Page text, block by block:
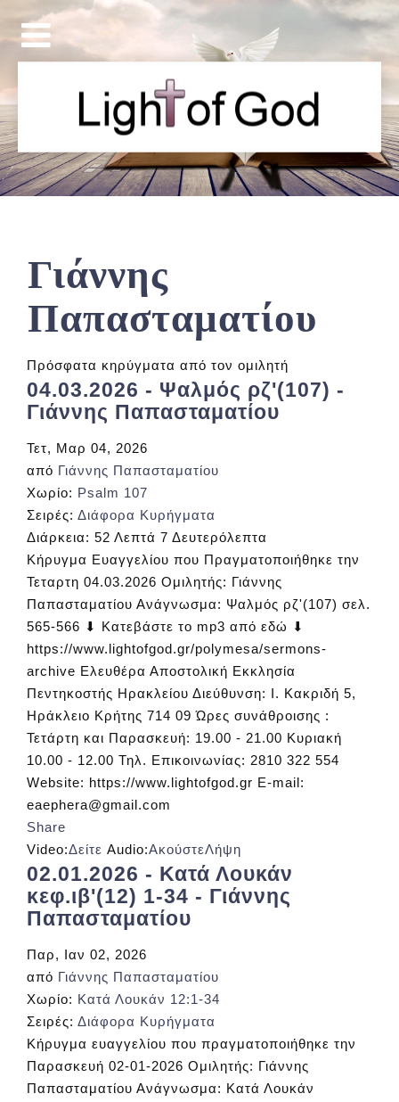
Γιάννης
Παπασταματίου
Πρόσφατα κηρύγματα από τον ομιλητή
04.03.2026 - Ψαλμός ρζ'(107) -
Γιάννης Παπασταματίου
Τετ, Μαρ 04, 2026
από Γιάννης Παπασταματίου
Χωρίο: Psalm 107
Σειρές: Διάφορα Κυρήγματα
Διάρκεια: 52 Λεπτά 7 Δευτερόλεπτα
Κήρυγμα Ευαγγελίου που Πραγματοποιήθηκε την
Τεταρτη 04.03.2026 Ομιλητής: Γιάννης
Παπασταματίου Ανάγνωσμα: Ψαλμός ρζ'(107) σελ.
565-566 ⬇ Κατεβάστε το mp3 από εδώ ⬇
https://www.lightofgod.gr/polymesa/sermons-
archive Ελευθέρα Αποστολική Εκκλησία
Πεντηκοστής Ηρακλείου Διεύθυνση: Ι. Κακριδή 5,
Ηράκλειο Κρήτης 714 09 Ώρες συνάθροισης :
Τετάρτη και Παρασκευή: 19.00 - 21.00 Κυριακή
10.00 - 12.00 Τηλ. Επικοινωνίας: 2810 322 554
Website: https://www.lightofgod.gr E-mail:
eaephera@gmail.com
Share
Video:Δείτε Audio:ΑκούστεΛήψη
02.01.2026 - Κατά Λουκάν
κεφ.ιβ'(12) 1-34 - Γιάννης
Παπασταματίου
Παρ, Ιαν 02, 2026
από Γιάννης Παπασταματίου
Χωρίο: Κατά Λουκάν 12:1-34
Σειρές: Διάφορα Κυρήγματα
Κήρυγμα ευαγγελίου που πραγματοποιήθηκε την
Παρασκευή 02-01-2026 Ομιλητής: Γιάννης
Παπασταματίου Ανάγνωσμα: Κατά Λουκάν